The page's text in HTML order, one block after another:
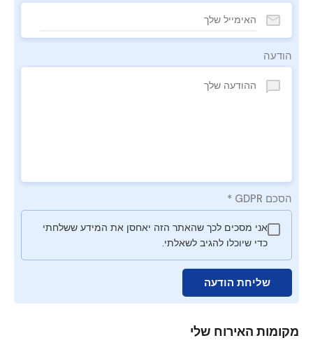
הודעה
הסכם GDPR *
אני מסכים לכך שהאתר הזה יאחסן את המידע ששלחתי
כדי שיוכלו להגיב לשאלתי.
שליחת הודעה
מקומות האירוח שלי